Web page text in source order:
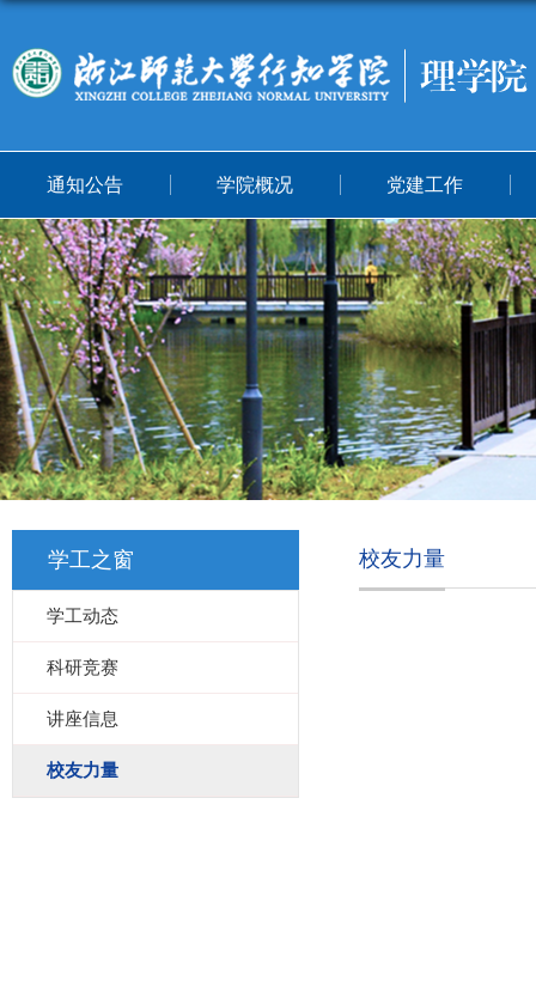
通知公告 学院概况 党建工作
学工之窗
学工动态
科研竞赛
讲座信息
校友力量
校友力量